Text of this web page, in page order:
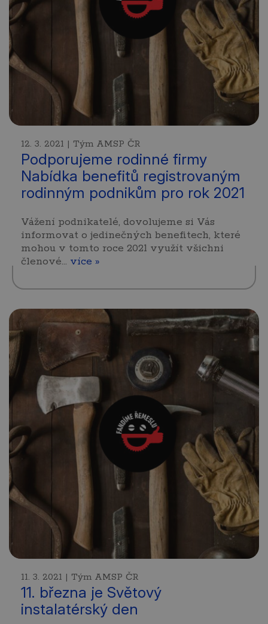
12. 3. 2021 | Tým AMSP ČR
Podporujeme rodinné firmy
Nabídka benefitů registrovaným
rodinným podnikům pro rok 2021
Vážení podnikatelé, dovolujeme si Vás
informovat o jedinečných benefitech, které
mohou v tomto roce 2021 využít všichni
členové… více »
11. 3. 2021 | Tým AMSP ČR
11. března je Světový
instalatérský den